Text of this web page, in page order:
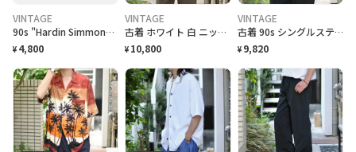
VINTAGE
90s "Hardin Simmons University Cowboy Baseball" T-Shirt ハーディン シモンズ大学 カウボーイズベースボール Tシャツ [XL]
¥ 4,800
VINTAGE
古着 ホワイト 白 ニットポロ ポロシャツ 半袖ポロシャツ プルオーバー
¥ 10,800
VINTAGE
古着 90s シングルステッチ 大麻合法化運動 プリントTシャツ フェード
¥ 9,820